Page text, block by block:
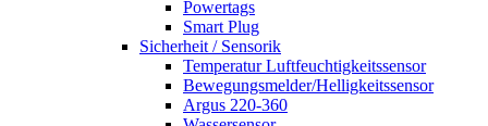
Powertags
Smart Plug
Sicherheit / Sensorik
Temperatur Luftfeuchtigkeitssensor
Bewegungsmelder/Helligkeitssensor
Argus 220-360